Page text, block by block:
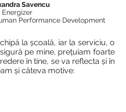
Savencu
Energizer
Performance Development
la școală, iar la serviciu, o
pe mine, prețuiam foarte
în tine, se va reflecta și în
și câteva motive: